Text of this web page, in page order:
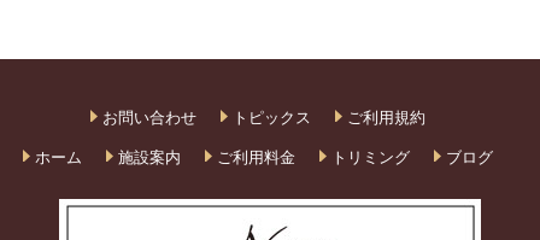
お問い合わせ トピックス ご利用規約
ホーム 施設案内 ご利用料金 トリミング ブログ